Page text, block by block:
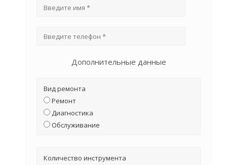
Дополнительные данные
Вид ремонта
Ремонт
Диагностика
Обслуживание
Количество инструмента